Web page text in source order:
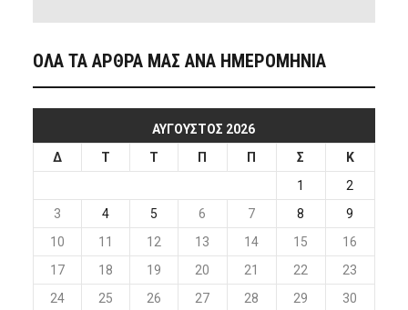
ΟΛΑ ΤΑ ΑΡΘΡΑ ΜΑΣ ΑΝΑ ΗΜΕΡΟΜΗΝΙΑ
ΑΎΓΟΥΣΤΟΣ 2026
Δ
Τ Τ Π Π Σ
Κ
1
2
3
4 5 6 7 8
9
10
11 12 13 14 15
16
17
18 19 20 21 22
23
24
25 26 27 28 29 30